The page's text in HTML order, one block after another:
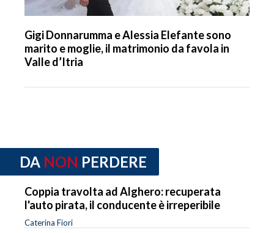
Gigi Donnarumma e Alessia Elefante sono
marito e moglie, il matrimonio da favola in
Valle d’Itria
DA NON PERDERE
Coppia travolta ad Alghero: recuperata
l'auto pirata, il conducente è irreperibile
Caterina Fiori